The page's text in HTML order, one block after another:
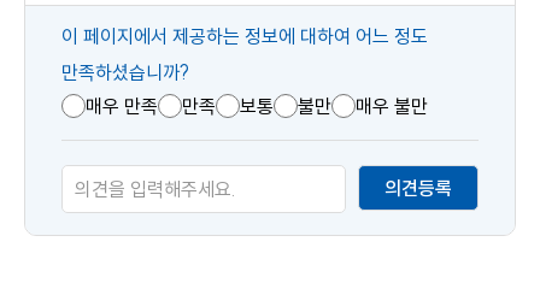
콘
텐
츠
만
족
도
이 페이지에서 제공하는 정보에 대하여 어느 정도
만족하셨습니까?
매우 만족
만족 보통 불만 매우 불만
의견등록